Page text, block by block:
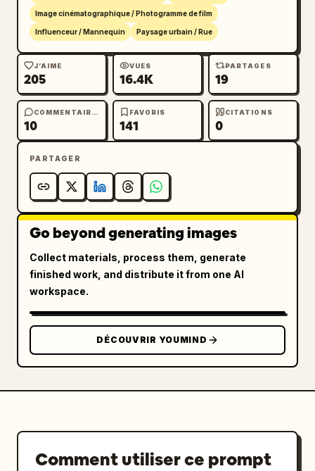
Image cinématographique / Photogramme de film
Influenceur / Mannequin Paysage urbain / Rue
J’AIME
205
VUES
16.4K
PARTAGES
19
COMMENTAIRES
10
FAVORIS
141
CITATIONS
0
PARTAGER
Go beyond generating images
Collect materials, process them, generate
finished work, and distribute it from one AI
workspace.
DÉCOUVRIR YOUMIND
Comment utiliser ce prompt